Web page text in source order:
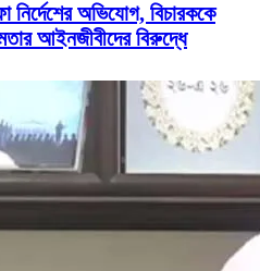
অভিযোগ, বিচারককে
আইনজীবীদের বিরুদ্ধে